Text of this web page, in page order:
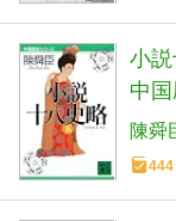
小
中
陳舜
444